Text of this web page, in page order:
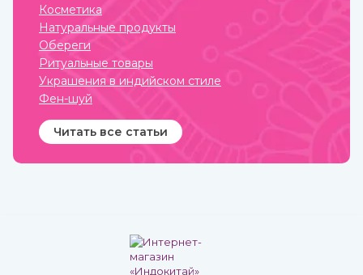
Косметика
Натуральные продукты
Обереги
Ритуальные товары
Украшения в индийском стиле
Фен-шуй
Читать все статьи